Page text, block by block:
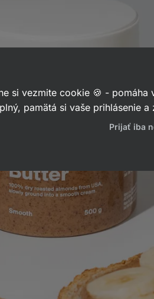
si vezmite cookie 🍪 -
pamätá si vaše prihlásenie
Prijať iba